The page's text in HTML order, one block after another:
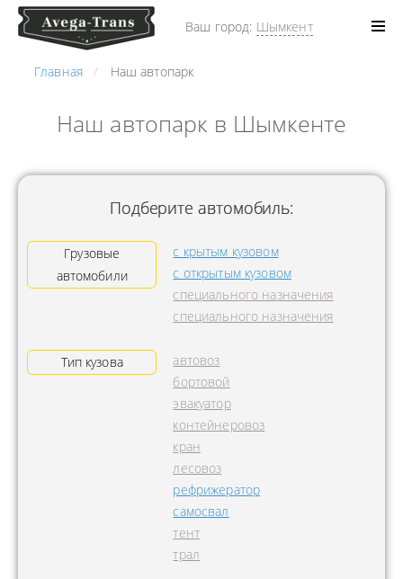
Ваш город: Шымкент
Главная Наш автопарк
Наш автопарк в Шымкенте
Подберите автомобиль:
Грузовые
автомобили
с крытым кузовом
с открытым кузовом
специального назначения
специального назначения
Тип кузова
автовоз
бортовой
эвакуатор
контейнеровоз
кран
лесовоз
рефрижератор
самосвал
тент
трал